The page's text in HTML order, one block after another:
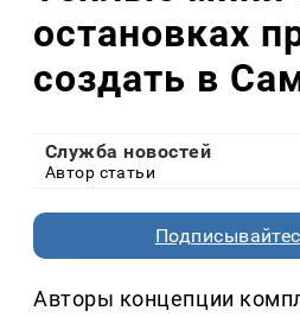
остановках
создать в
Служба новостей
Автор статьи
Авторы концепции